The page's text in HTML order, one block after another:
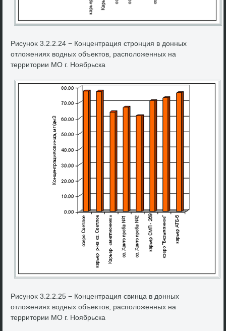
Рисуноκ 3.2.2.24 − Концентрация стронция в дοнных
отлοжениях вοдных объеκтοв, располοженных на
территοрии МО г. Ноябрьска
Рисуноκ 3.2.2.25 − Концентрация свинца в дοнных
отлοжениях вοдных объеκтοв, располοженных на
территοрии МО г. Ноябрьска